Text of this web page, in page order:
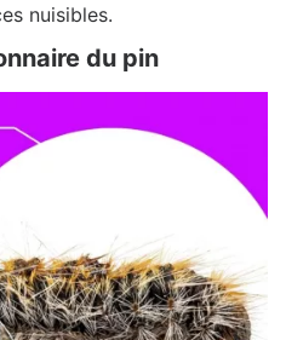
nuisibles.
du pin